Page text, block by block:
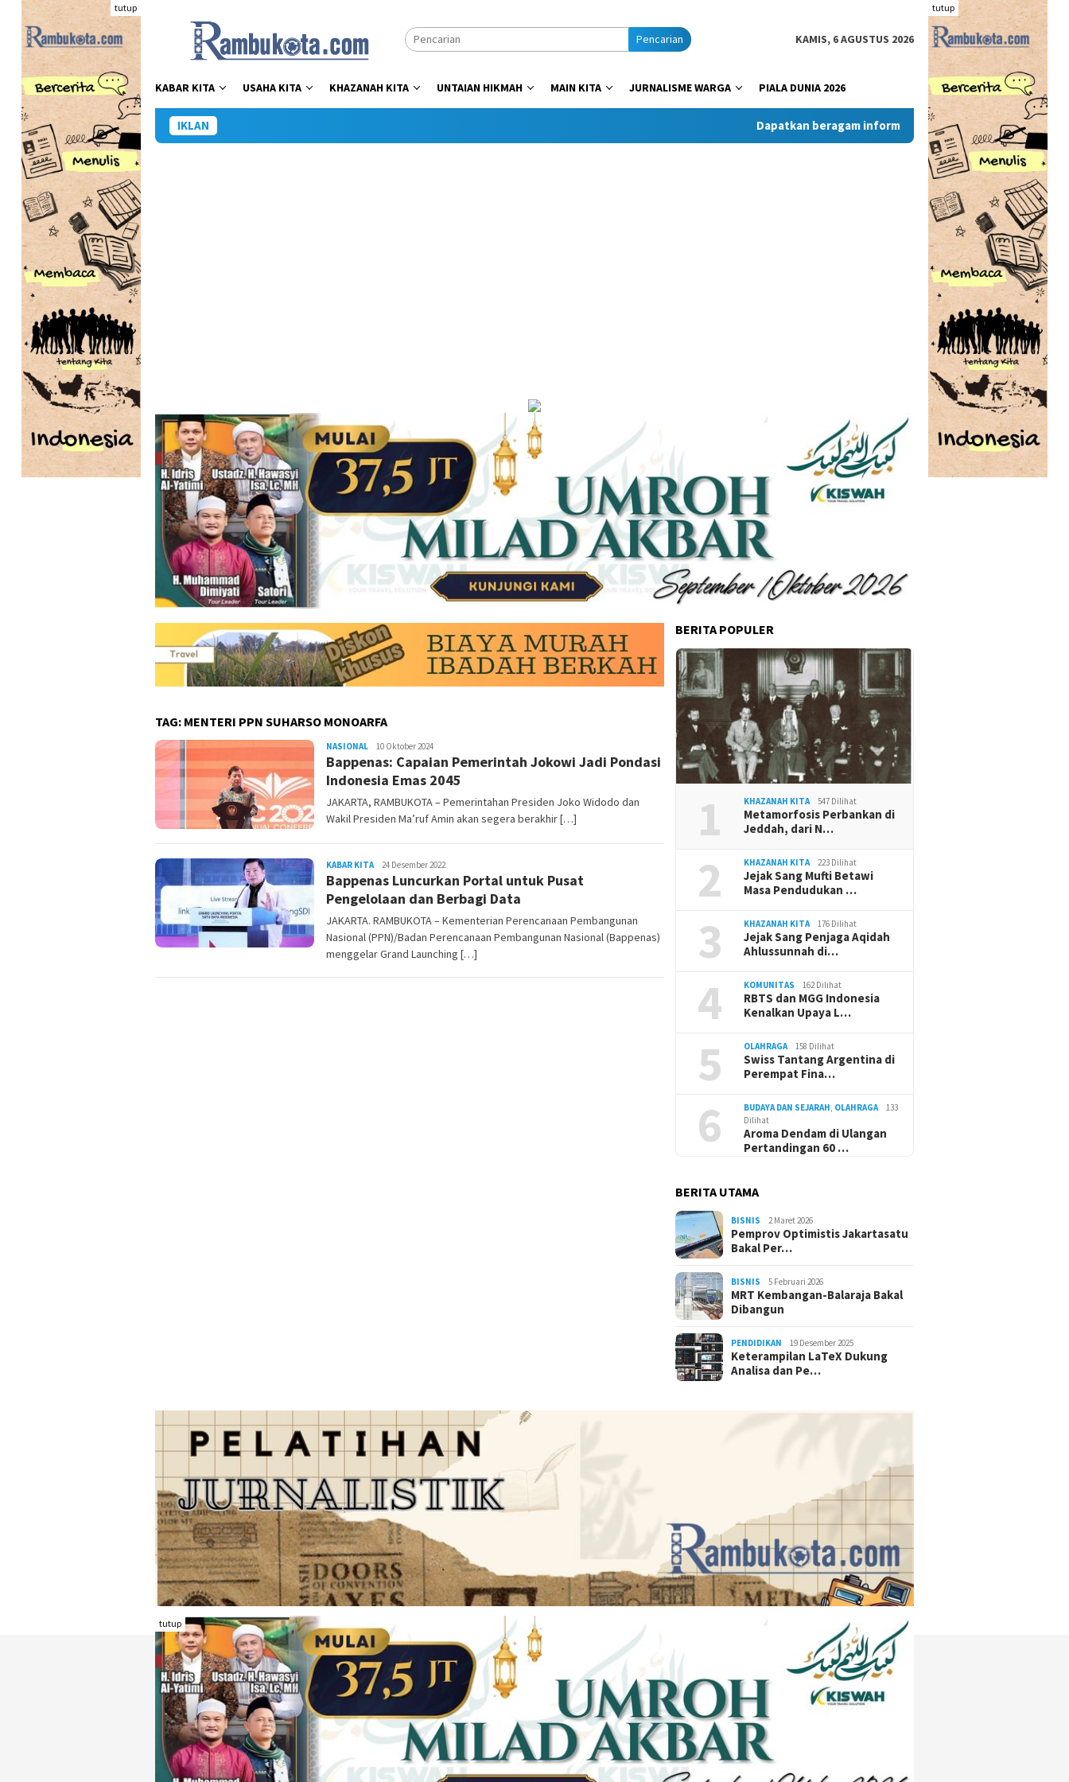
Loncat
konten
tutup tutup
Pencarian KAMIS, 6 AGUSTUS 2026
KABAR KITA USAHA KITA KHAZANAH KITA UNTAIAN HIKMAH MAIN KITA JURNALISME WARGA PIALA DUNIA 2026
IKLAN Dapatkan beragam informasi dan berita menarik dari situs
TAG: MENTERI PPN SUHARSO MONOARFA
NASIONAL REDAKSI
RAMBUKOTA
10 Oktober 2024
Bappenas: Capaian Pemerintah Jokowi Jadi Pondasi
Indonesia Emas 2045
JAKARTA, RAMBUKOTA – Pemerintahan Presiden Joko Widodo dan
Wakil Presiden Ma’ruf Amin akan segera berakhir […]
KABAR KITARambu
Kota
24 Desember 2022
Bappenas Luncurkan Portal untuk Pusat
Pengelolaan dan Berbagi Data
JAKARTA. RAMBUKOTA – Kementerian Perencanaan Pembangunan
Nasional (PPN)/Badan Perencanaan Pembangunan Nasional (Bappenas)
menggelar Grand Launching […]
BERITA POPULER
1 KHAZANAH KITA 547 Dilihat
Metamorfosis Perbankan di
Jeddah, dari N…
2 KHAZANAH KITA 223 Dilihat
Jejak Sang Mufti Betawi
Masa Pendudukan …
3 KHAZANAH KITA 176 Dilihat
Jejak Sang Penjaga Aqidah
Ahlussunnah di…
4 KOMUNITAS 162 Dilihat
RBTS dan MGG Indonesia
Kenalkan Upaya L…
5 OLAHRAGA 158 Dilihat
Swiss Tantang Argentina di
Perempat Fina…
6 BUDAYA DAN SEJARAH OLAHRAGA
133
Dilihat
Aroma Dendam di Ulangan
Pertandingan 60 …
BERITA UTAMA
BISNIS 2 Maret 2026
Pemprov Optimistis Jakartasatu
Bakal Per…
BISNIS 5 Februari 2026
MRT Kembangan-Balaraja Bakal
Dibangun
PENDIDIKAN 19 Desember 2025
Keterampilan LaTeX Dukung
Analisa dan Pe…
TENTANG RAMBU KOTA REDAKSI
DISCLAIMER
KONTAK KAMI
FORM PENGADUAN
PEDOMAN MEDIA SIBER
KARIR
JARINGAN SOCIAL
Facebook Twitter
Instagram
Linkedin
Youtube
tutup